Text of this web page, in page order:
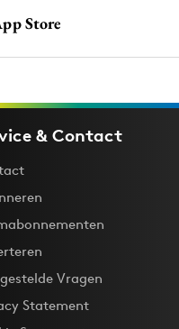
Store
& Contact
Vragen
Statement